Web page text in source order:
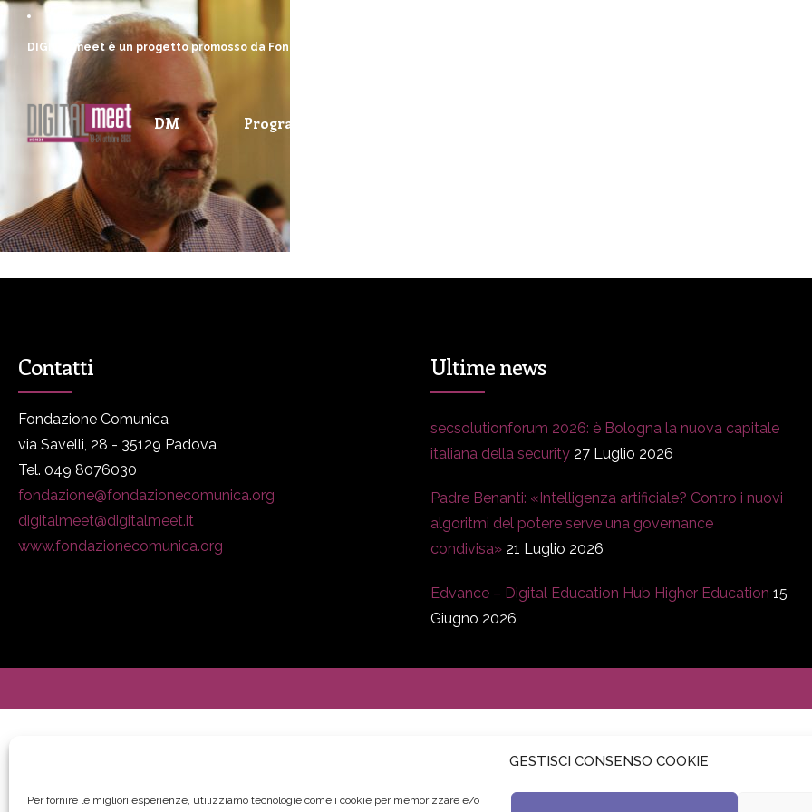
GESTISCI CONSENSO COOKIE
Per fornire le migliori esperienze, utilizziamo tecnologie come i cookie per memorizzare e/o
DIGITALmeet è un progetto promosso da Fondazione Comunica
DM Programma
Contatti
Fondazione Comunica
via Savelli, 28 - 35129 Padova
Tel. 049 8076030
fondazione@fondazionecomunica.org
digitalmeet@digitalmeet.it
www.fondazionecomunica.org
Ultime news
secsolutionforum 2026: è Bologna la nuova capitale
italiana della security 27 Luglio 2026
Padre Benanti: «Intelligenza artificiale? Contro i nuovi
algoritmi del potere serve una governance
condivisa» 21 Luglio 2026
Edvance – Digital Education Hub Higher Education 15
Giugno 2026